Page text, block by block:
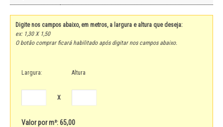
Digite nos campos abaixo, em metros, a largura e altura que deseja:
ex: 1,30 X 1,50
O botão comprar ficará habilitado após digitar nos campos abaixo.
Largura: Altura
X
Valor por m²: 65,00